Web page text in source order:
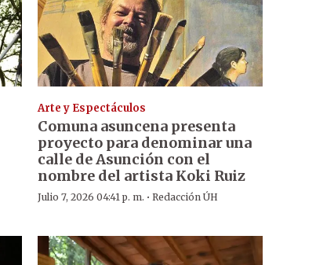
Arte y Espectáculos
Comuna asuncena presenta
proyecto para denominar una
calle de Asunción con el
nombre del artista Koki Ruiz
Julio 7, 2026 04:41 p. m. · Redacción ÚH